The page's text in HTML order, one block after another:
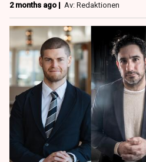
2 months ago | Av: Redaktionen